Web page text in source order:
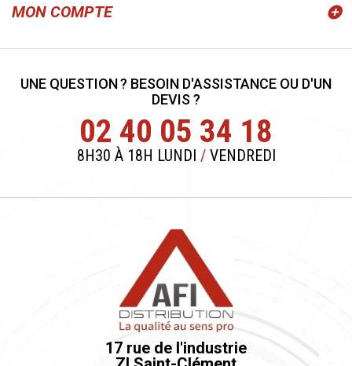
MON COMPTE
UNE QUESTION ? BESOIN D'ASSISTANCE OU D'UN
DEVIS ?
02 40 05 34 18
8H30 À 18H LUNDI /VENDREDI
17 rue de l'industrie